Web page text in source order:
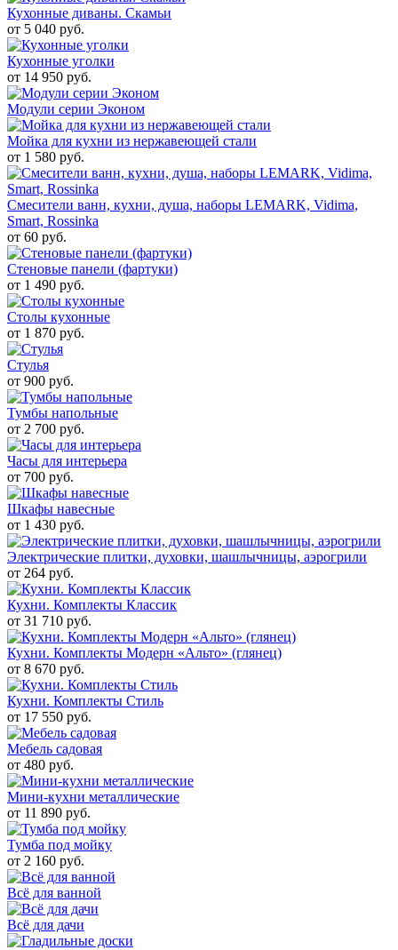
Кухонные диваны. Скамьи
от 5 040 руб.
Кухонные уголки
от 14 950 руб.
Модули серии Эконом
Мойка для кухни из нержавеющей стали
от 1 580 руб.
Смесители ванн, кухни, душа, наборы LEMARK, Vidima,
Smart, Rossinka
от 60 руб.
Стеновые панели (фартуки)
от 1 490 руб.
Столы кухонные
от 1 870 руб.
Стулья
от 900 руб.
Тумбы напольные
от 2 700 руб.
Часы для интерьера
от 700 руб.
Шкафы навесные
от 1 430 руб.
Электрические плитки, духовки, шашлычницы, аэрогрили
от 264 руб.
Кухни. Комплекты Классик
от 31 710 руб.
Кухни. Комплекты Модерн «Альто» (глянец)
от 8 670 руб.
Кухни. Комплекты Стиль
от 17 550 руб.
Мебель садовая
от 480 руб.
Мини-кухни металлические
от 11 890 руб.
Тумба под мойку
от 2 160 руб.
Всё для ванной
Всё для дачи